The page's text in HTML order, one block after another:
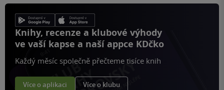
Knihy, recenze a klubové výhody
ve vaší kapse a naší appce KDčko
Každý měsíc společně přečteme tisíce knih
Více o aplikaci Více o klubu